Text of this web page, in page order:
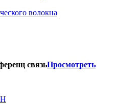
волокна
связьПросмотреть